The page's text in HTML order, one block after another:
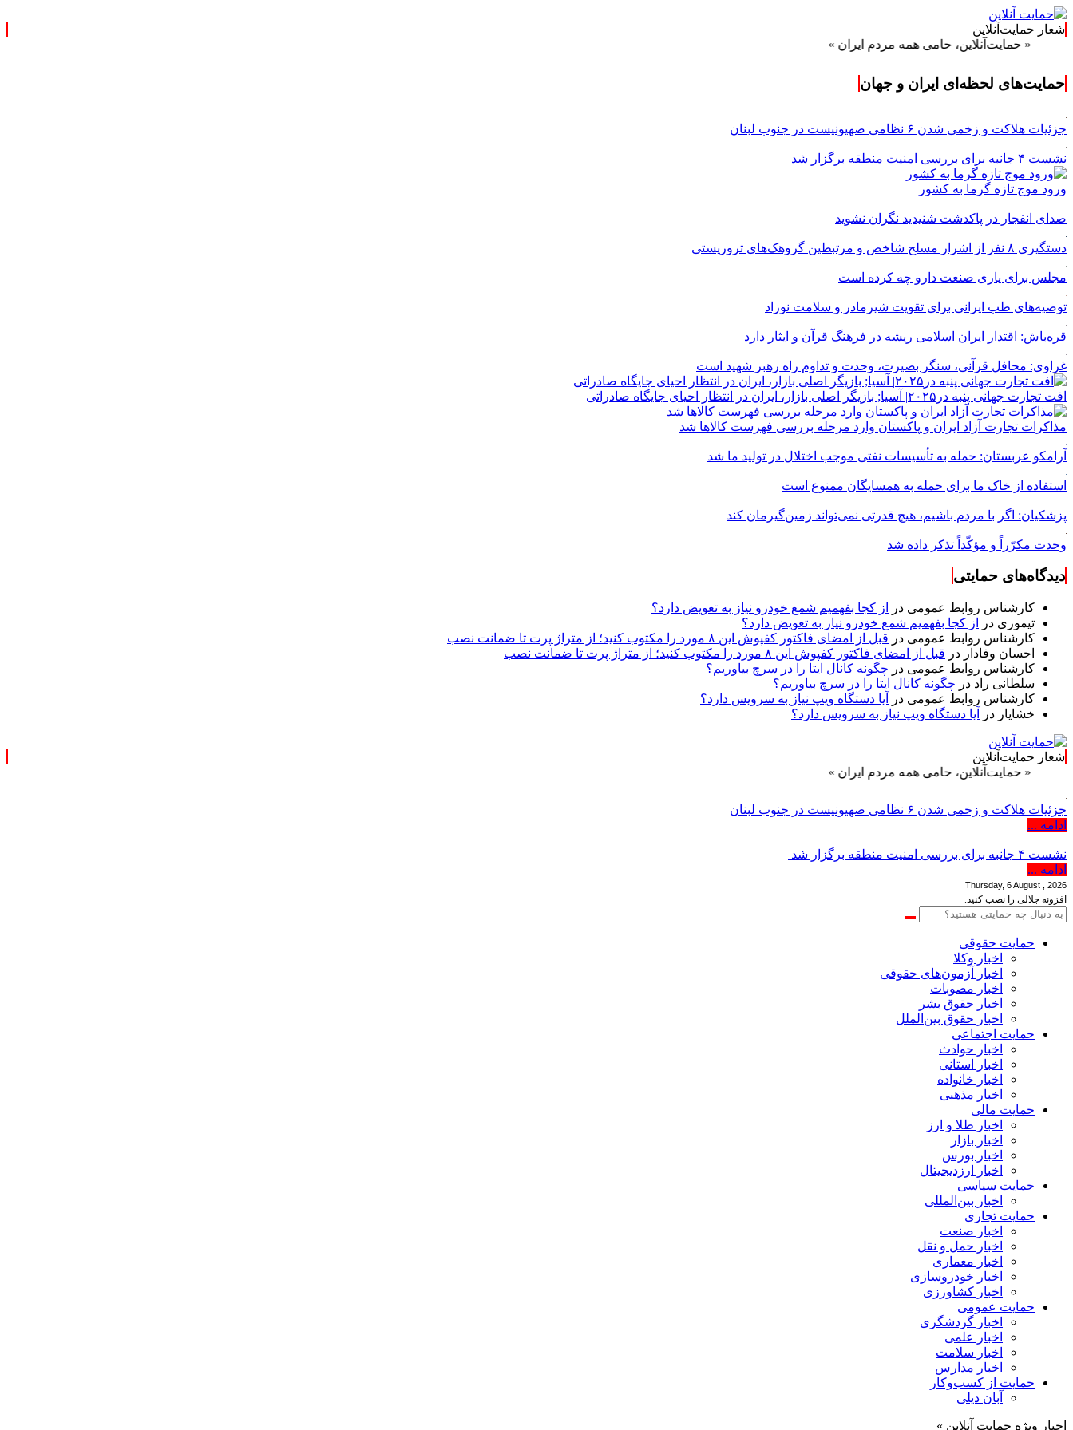
شعار حمایت‌آنلاین
حامی همه مردم ایران »
حمایت‌های لحظه‌ای ایران و جهان
جزئیات هلاکت و زخمی شدن ۶ نظامی صهیونیست در جنوب لبنان
نشست ۴ جانبه برای بررسی امنیت منطقه برگزار شد
ورود موج تازه گرما به کشور
صدای انفجار در پاکدشت شنیدید نگران نشوید
دستگیری ۸ نفر از اشرار مسلح شاخص و مرتبطین گروهک‌های تروریستی
مجلس برای یاری صنعت دارو چه کرده است
توصیه‌های طب ایرانی برای تقویت شیرمادر و سلامت نوزاد
قره‌باش: اقتدار ایران اسلامی ریشه در فرهنگ قرآن و ایثار دارد
غراوی: محافل قرآنی، سنگر بصیرت، وحدت و تداوم راه رهبر شهید است
افت تجارت جهانی پنبه در۲۰۲۵| آسیا; بازیگر اصلی بازار، ایران در انتظار احیای جایگاه صادراتی
مذاکرات تجارت آزاد ایران و پاکستان وارد مرحله بررسی فهرست کالاها شد
آرامکو عربستان: حمله به تأسیسات نفتی موجب اختلال در تولید ما شد
استفاده از خاک ما برای حمله به همسایگان ممنوع است
پزشکیان: اگر با مردم باشیم، هیچ قدرتی نمی‌تواند زمین‌گیرمان کند
وحدت مکرّراً و مؤکّداً تذکر داده شد
دیدگاه‌های حمایتی
کارشناس روابط عمومی در
از کجا بفهمیم شمع خودرو نیاز به تعویض دارد؟
تیموری در
از کجا بفهمیم شمع خودرو نیاز به تعویض دارد؟
کارشناس روابط عمومی در قبل از امضای فاکتور کفپوش این ۸ مورد را مکتوب کنید؛ از متراژ پرت تا ضمانت نصب
احسان وفادار در قبل از امضای فاکتور کفپوش این ۸ مورد را مکتوب کنید؛ از متراژ پرت تا ضمانت نصب
کارشناس روابط عمومی در چگونه کانال ایتا را در سرچ بیاوریم؟
سلطانی راد در چگونه کانال ایتا را در سرچ بیاوریم؟
کارشناس روابط عمومی در
آیا دستگاه ویپ نیاز به سرویس دارد؟
خشایار در آیا دستگاه ویپ نیاز به سرویس دارد؟
شعار حمایت‌آنلاین
حامی همه مردم ایران »
جزئیات هلاکت و زخمی شدن ۶ نظامی صهیونیست در جنوب لبنان
ادامه ...
نشست ۴ جانبه برای بررسی امنیت منطقه برگزار شد
ادامه ...
Thursday, 6 August , 2026
افزونه جلالی را نصب کنید.
حمایت حقوقی
اخبار وکلا
اخبار آزمون‌های حقوقی
اخبار مصوبات
اخبار حقوق بشر
اخبار حقوق بین‌الملل
حمایت اجتماعی
اخبار حوادث
اخبار استانی
اخبار خانواده
اخبار مذهبی
حمایت مالی
اخبار طلا و ارز
اخبار بازار
اخبار بورس
اخبار ارزدیجیتال
حمایت سیاسی
اخبار بین‌المللی
حمایت تجاری
اخبار صنعت
اخبار حمل و نقل
اخبار معماری
اخبار خودروسازی
اخبار کشاورزی
حمایت عمومی
اخبار گردشگری
اخبار علمی
اخبار سلامت
اخبار مدارس
حمایت از کسب‌وکار
آبان دیلی
اخبار ویژه حمایت آنلاین »